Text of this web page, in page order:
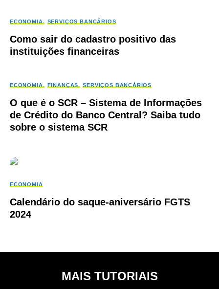
ECONOMIA SERVIÇOS BANCÁRIOS
Como sair do cadastro positivo das
instituições financeiras
ECONOMIA FINANÇAS SERVIÇOS BANCÁRIOS
O que é o SCR – Sistema de Informações
de Crédito do Banco Central? Saiba tudo
sobre o sistema SCR
ECONOMIA
Calendário do saque-aniversário FGTS
2024
MAIS TUTORIAIS